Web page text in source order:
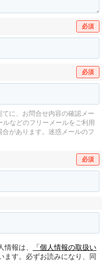
必須
必須
に、お問合せ内容の確認メー
などのフリーメールをご利用
があります。 迷惑メールのフ
必須
報は、
「個人情報の取扱い
ます。必ずお読みになり、同